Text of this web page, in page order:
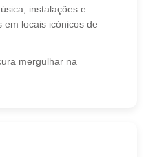
instalações e
em locais icónicos de
mergulhar na